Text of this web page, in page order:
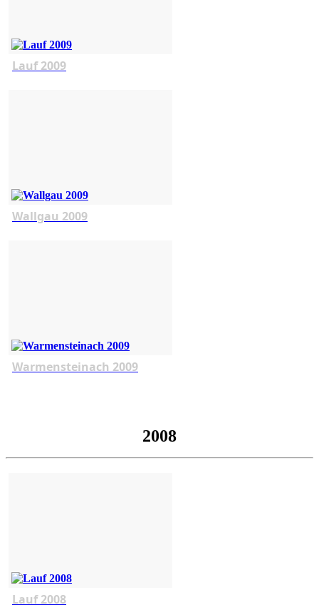
Lauf 2009
Wallgau 2009
Warmensteinach 2009
2008
Lauf 2008